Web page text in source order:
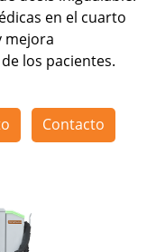
en el cuarto
mejora
los pacientes.
Contacto